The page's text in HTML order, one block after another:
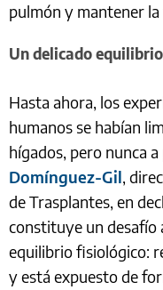
pulmón y mantener
Un delicado equilibrio
Hasta ahora, los
humanos se habían
hígados, pero nunca
Domínguez-Gil,
de Trasplantes, en
constituye un desafío
equilibrio fisiológico:
y está expuesto de